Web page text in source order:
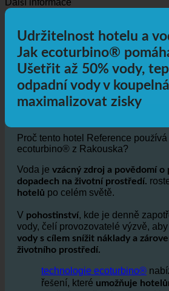
Získat pokyny
Další informace
Udržitelnost hotelu a
Jak ecoturbino®
Ušetřit až 50% vody,
maximalizovat zisky
Proč tento hotel Reference používá
ecoturbino® z Rakouska?
Voda je
dopadech na životní prostředí.
hotelůpo celém světě.
V pohostinství , kde je denně
vody, čelí provozovatelé výzvě, aby
vody s cílem snížit náklady a
životního prostředí.